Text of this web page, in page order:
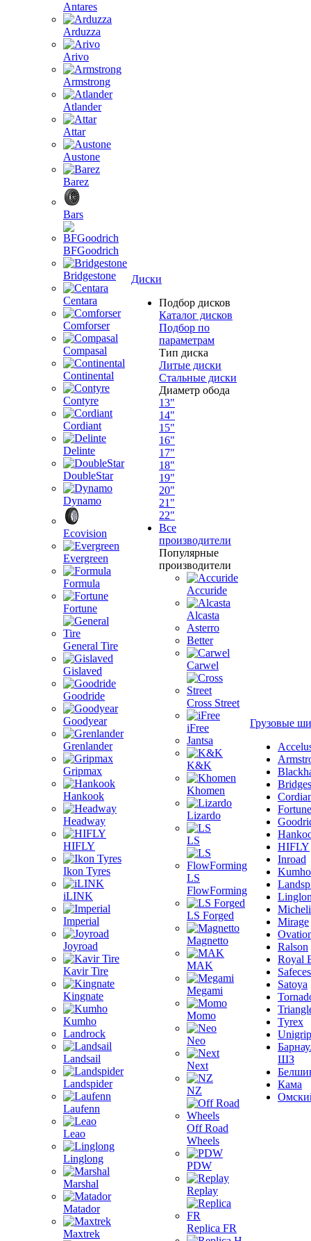
Antares
Arduzza
Arivo
Armstrong
Atlander
Attar
Austone
Barez
Bars
BFGoodrich
Bridgestone
Centara
Comforser
Compasal
Continental
Contyre
Cordiant
Delinte
DoubleStar
Dynamo
Ecovision
Evergreen
Formula
Fortune
General Tire
Gislaved
Goodride
Goodyear
Grenlander
Gripmax
Hankook
Headway
HIFLY
Ikon Tyres
iLINK
Imperial
Joyroad
Kavir Tire
Kingnate
Kumho
Landrock
Landsail
Landspider
Laufenn
Leao
Linglong
Marshal
Matador
Maxtrek
Диски
Подбор дисков
Каталог дисков
Подбор по
параметрам
Тип диска
Литые диски
Стальные диски
Диаметр обода
13"
14"
15"
16"
17"
18"
19"
20"
21"
22"
Все
производители
Популярные
производители
Accuride
Alcasta
Asterro
Better
Carwel
Cross Street
iFree
Jantsa
K&K
Khomen
Lizardo
LS
LS
FlowForming
LS Forged
Magnetto
MAK
Megami
Momo
Neo
Next
NZ
Off Road
Wheels
PDW
Replay
Replica FR
Грузовые
Fortune
HIFLY
Inroad
Kumho
Mirage
Ralson
Royal
Satoya
Tyrex
Unigrip
ШЗ
Кама